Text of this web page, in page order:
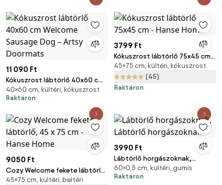
11 090 Ft
Kókuszrost lábtörlő 40x60 cm
Welcome Sausage Dog – Artsy
Doormats
40×60 cm, kültéri, kókuszrost
Raktáron
3799 Ft
Kókuszrost lábtörlő 75x45 cm -
Hanse Home
45×75 cm, kültéri, kókuszrost
(45)
Raktáron
9050 Ft
Cozy Welcome fekete lábtörlő,
45 x 75 cm - Hanse Home
45×75 cm, kültéri, beltéri
3990 Ft
Lábtörlő horgászoknak,
Lábtörlő horgászoknak
60×0,5 cm, kültéri, gumis
Raktáron